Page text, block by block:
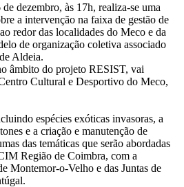
dezembro, às 17h, realiza-se uma
a intervenção na faixa de gestão de
redor das localidades do Meco e da
de organização coletiva associado
Aldeia.
âmbito do projeto RESIST, vai
Cultural e Desportivo do Meco,
espécies exóticas invasoras, a
e a criação e manutenção de
das temáticas que serão abordadas
Região de Coimbra, com a
Montemor-o-Velho e das Juntas de